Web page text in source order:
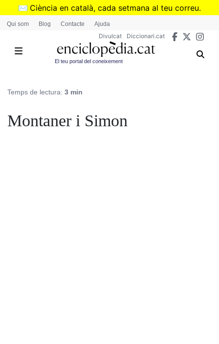
Vés
✉️ Ciència en català, cada setmana al teu correu.
➜Subscriu-te al butlletí de Divulcat
Qui som Blog Contacte Ajuda
Divulcat Diccionari.cat
El teu portal del coneixement
Temps de lectura: 3 min
Montaner i Simon